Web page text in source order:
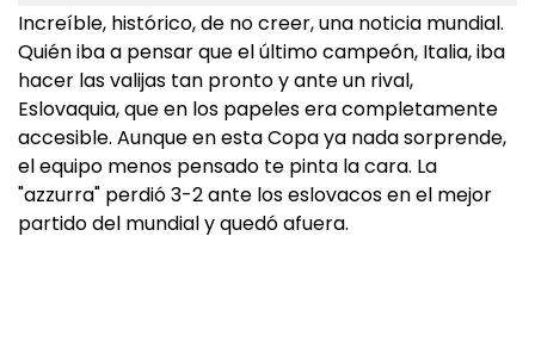
Increíble, histórico, de no creer, una noticia mundial.
Quién iba a pensar que el último campeón, Italia, iba
hacer las valijas tan pronto y ante un rival,
Eslovaquia, que en los papeles era completamente
accesible. Aunque en esta Copa ya nada sorprende,
el equipo menos pensado te pinta la cara. La
"azzurra" perdió 3-2 ante los eslovacos en el mejor
partido del mundial y quedó afuera.